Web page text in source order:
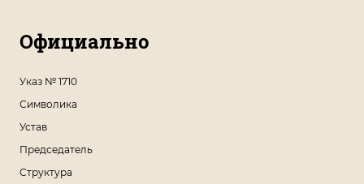
Официально
Указ № 1710
Символика
Устав
Председатель
Структура